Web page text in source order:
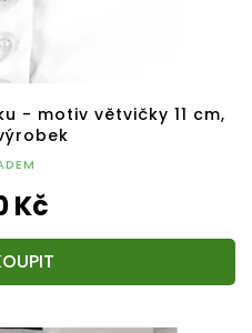
- motiv větvičky 11 cm,
Kč